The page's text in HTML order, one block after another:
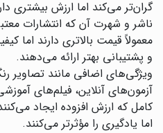
گران‌تر می‌کند اما ارزش بیشتری
ناشر و شهرت آن که انتشارات
معمولاً قیمت بالاتری دارند اما
و پشتیبانی بهتر ارائه می‌دهند.
ویژگی‌های اضافی مانند تصاویر
آزمون‌های آنلاین، فیلم‌های
کامل که ارزش افزوده ایجاد
اما یادگیری را مؤثرتر می‌کنند.